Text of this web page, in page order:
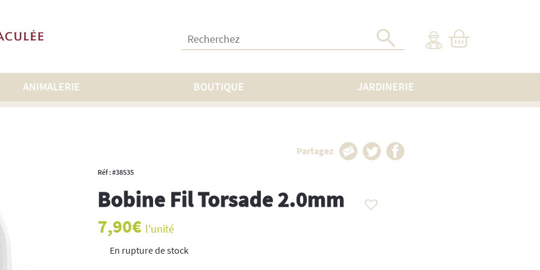
Recherchez :
ANIMALERIE BOUTIQUE JARDINERIE
Fil Torsade 2.0mm
Partagez
Réf : #38535
Bobine Fil Torsade 2.0mm
7,90€ l'unité
rupture de stock